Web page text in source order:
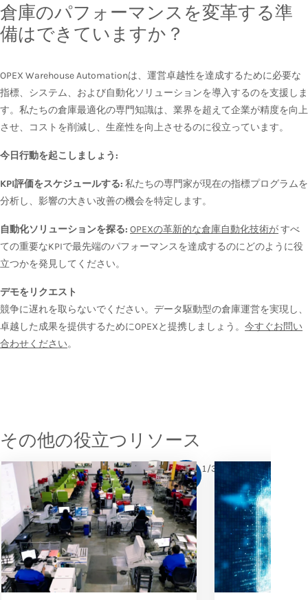
倉庫のパフォーマンスを変革する準
備はできていますか？
OPEX Warehouse Automationは、運営卓越性を達成するために必要な
指標、システム、および自動化ソリューションを導入するのを支援しま
す。私たちの倉庫最適化の専門知識は、業界を超えて企業が精度を向上
させ、コストを削減し、生産性を向上させるのに役立っています。
今日行動を起こしましょう:
KPI評価をスケジュールする: 私たちの専門家が現在の指標プログラムを
分析し、影響の大きい改善の機会を特定します。
自動化ソリューションを探る: OPEXの革新的な倉庫自動化技術がすべ
ての重要なKPIで最先端のパフォーマンスを達成するのにどのように役
立つかを発見してください。
デモをリクエスト
競争に遅れを取らないでください。データ駆動型の倉庫運営を実現し、
卓越した成果を提供するためにOPEXと提携しましょう。 今すぐお問い
合わせください。
その他の役立つリソース
1/3